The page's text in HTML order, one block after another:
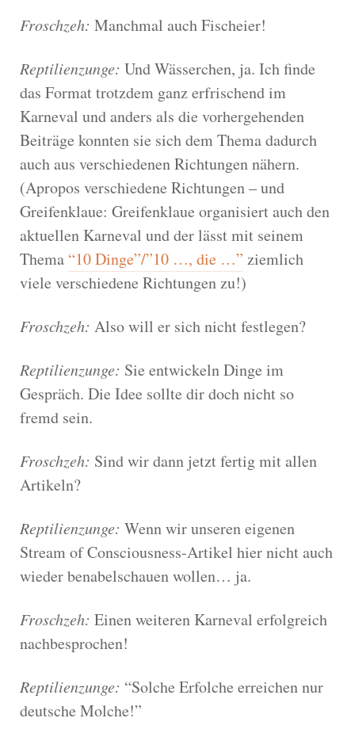
Froschzeh: Manchmal auch Fischeier!
Reptilienzunge: Und Wässerchen, ja. Ich finde
das Format trotzdem ganz erfrischend im
Karneval und anders als die vorhergehenden
Beiträge konnten sie sich dem Thema dadurch
auch aus verschiedenen Richtungen nähern.
(Apropos verschiedene Richtungen – und
Greifenklaue: Greifenklaue organisiert auch den
aktuellen Karneval und der lässt mit seinem
Thema “10 Dinge”/”10 …, die …” ziemlich
viele verschiedene Richtungen zu!)
Froschzeh: Also will er sich nicht festlegen?
Reptilienzunge: Sie entwickeln Dinge im
Gespräch. Die Idee sollte dir doch nicht so
fremd sein.
Froschzeh: Sind wir dann jetzt fertig mit allen
Artikeln?
Reptilienzunge: Wenn wir unseren eigenen
Stream of Consciousness-Artikel hier nicht auch
wieder benabelschauen wollen… ja.
Froschzeh: Einen weiteren Karneval erfolgreich
nachbesprochen!
Reptilienzunge: “Solche Erfolche erreichen nur
deutsche Molche!”